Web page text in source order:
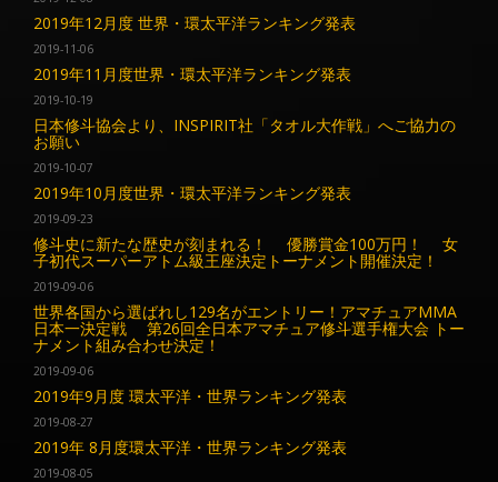
2019年12月度 世界・環太平洋ランキング発表
2019-11-06
2019年11月度世界・環太平洋ランキング発表
2019-10-19
日本修斗協会より、INSPIRIT社「タオル大作戦」へご協力の
お願い
2019-10-07
2019年10月度世界・環太平洋ランキング発表
2019-09-23
修斗史に新たな歴史が刻まれる！ 優勝賞金100万円！ 女
子初代スーパーアトム級王座決定トーナメント開催決定！
2019-09-06
世界各国から選ばれし129名がエントリー！アマチュアMMA
日本一決定戦 第26回全日本アマチュア修斗選手権大会 トー
ナメント組み合わせ決定！
2019-09-06
2019年9月度 環太平洋・世界ランキング発表
2019-08-27
2019年 8月度環太平洋・世界ランキング発表
2019-08-05